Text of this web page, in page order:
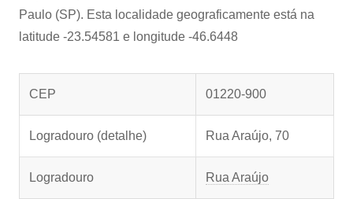
Paulo (SP). Esta localidade geograficamente está na
latitude -23.54581 e longitude -46.6448
CEP 01220-900
Logradouro (detalhe) Rua Araújo, 70
Logradouro Rua Araújo